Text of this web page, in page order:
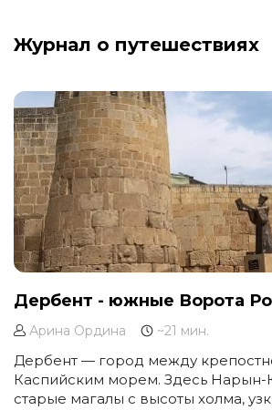
Журнал о путешествиях
Дербент - южные Ворота
Арина Ордина ~21 мин.
Дербент — город между
Каспийским морем. Здесь Нарын-
старые магалы с высоты холма,